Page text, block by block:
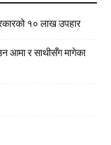
१० लाख उपहार
आमा र साथीसँग मागेका